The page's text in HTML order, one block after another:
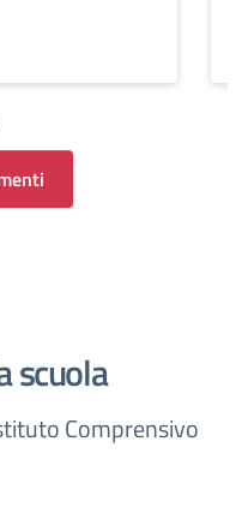
scuola
Comprensivo